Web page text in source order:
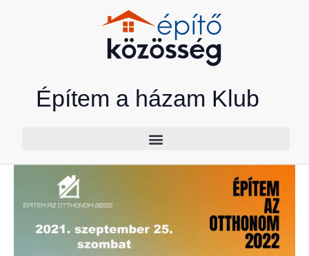
Építem a házam Klub